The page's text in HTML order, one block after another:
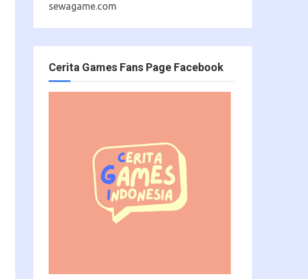
sewagame.com
Cerita Games Fans Page Facebook